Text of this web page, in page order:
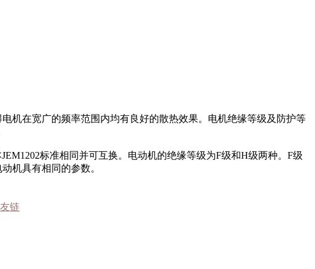
机在宽广的频率范围内均有良好的散热效果。电机绝缘等级及防护等
标准相同并可互换。电动机的绝缘等级为F级和H级两种。F级
机具有相同的参数。
链